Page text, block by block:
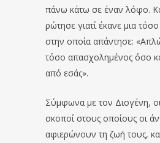
πάνω κάτω σε έναν λόφο.
ρώτησε γιατί έκανε μια
στην οποία απάντησε:
τόσο απασχολημένος όσο
από εσάς».
Σύμφωνα με τον Διογένη, οι
σκοποί στους οποίους οι
αφιερώνουν τη ζωή τους,